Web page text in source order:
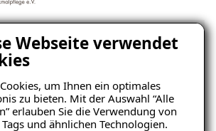
Webseite verwendet
um Ihnen ein optimales
zu bieten. Mit der Auswahl “Alle
erlauben Sie die Verwendung von
und ähnlichen Technologien.
erhalten